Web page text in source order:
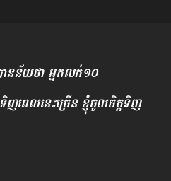
ានន័យថា អ្នកលក់១០
េលនេះច្រើន ខ្ញុំចូលចិត្តទិញ